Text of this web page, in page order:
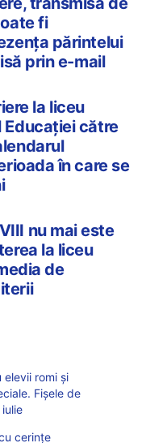
fi
părintelui
prin e-mail
la liceu
către
în care se
nu mai este
la liceu
de
romi și
Fișele de
cerințe